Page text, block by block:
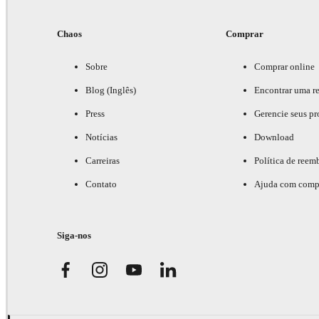
Chaos
Sobre
Blog (Inglês)
Press
Notícias
Carreiras
Contato
Comprar
Comprar online
Encontrar uma
Gerencie seus
Download
Política de
Ajuda com
Siga-nos